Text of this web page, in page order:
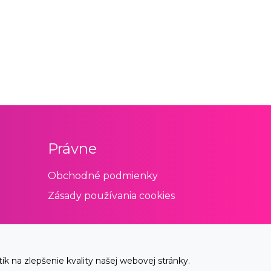
na zlepšenie kvality našej webovej stránky.
Právne
Obchodné podmienky
Zásady používania cookies